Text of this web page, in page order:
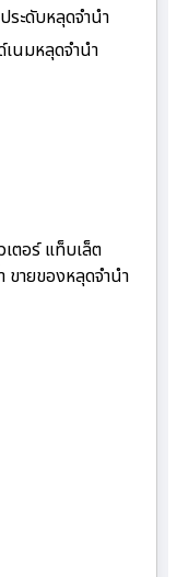
ระดับหลุดจำนำ
นมหลุดจำนำ
ตอร์ แท็บเล็ต
ขายของหลุดจำนำ